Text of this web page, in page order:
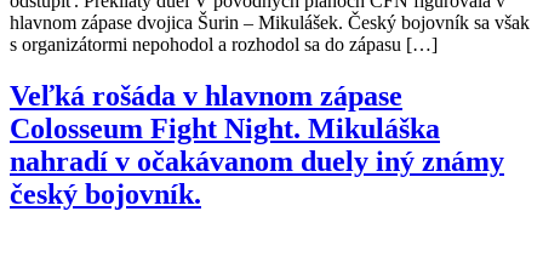
hlavnom zápase dvojica Šurin – Mikulášek. Český bojovník sa však
s organizátormi nepohodol a rozhodol sa do zápasu […]
Veľká rošáda v hlavnom zápase
Colosseum Fight Night. Mikuláška
nahradí v očakávanom duely iný známy
český bojovník.